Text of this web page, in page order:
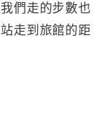
們走的步數也
走到旅館的距